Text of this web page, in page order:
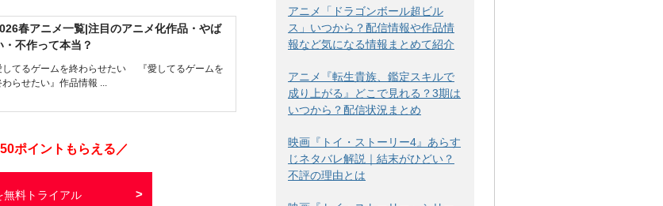
春アニメ一覧|注目のアニメ化作品・やば
・不作って本当？
してるゲームを終わらせたい 『愛してるゲームを
わらせたい』作品情報 ...
ポイントもらえる ／
無料トライアル
アニメ「ドラゴンボール超ビル
ス」いつから？配信情報や作品情
報など気になる情報まとめて紹介
アニメ『転生貴族、鑑定スキルで
成り上がる』どこで見れる？3期は
いつから？配信状況まとめ
映画『トイ・ストーリー4』あらす
じネタバレ解説｜結末がひどい？
不評の理由とは